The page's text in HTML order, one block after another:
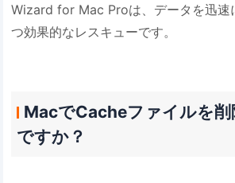
Wizard for Mac Proは、データを迅速
つ効果的なレスキューです。
MacでCacheファイルを削
ですか？